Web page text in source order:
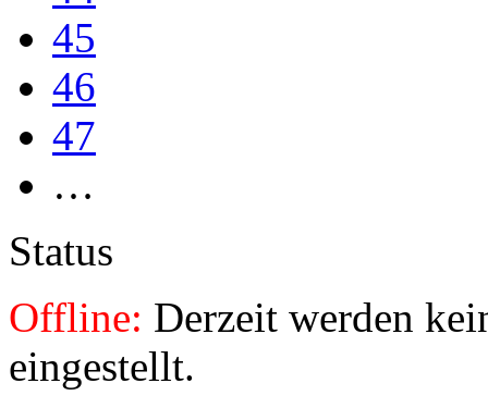
45
46
47
…
Status
Offline: Derzeit werden
eingestellt.